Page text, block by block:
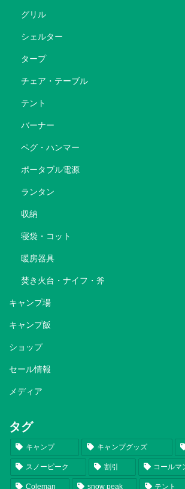
グリル
シェルター
タープ
チェア・テーブル
テント
バーナー
ペグ・ハンマー
ポータブル電源
ランタン
収納
寝袋・コット
暖房器具
焚き火台・ナイフ・斧
キャンプ場
キャンプ飯
ショップ
セール情報
メディア
タグ
キャンプ キャンプグッズ
スノーピーク 割引 コールマ
Coleman snow peak テント